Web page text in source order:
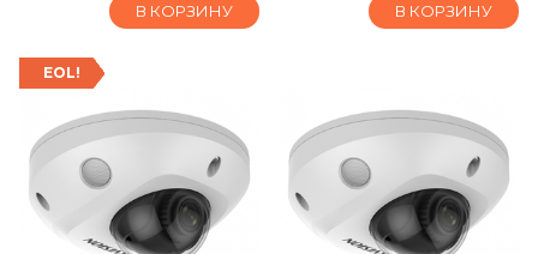
В КОРЗИНУ В КОРЗИНУ
EOL!